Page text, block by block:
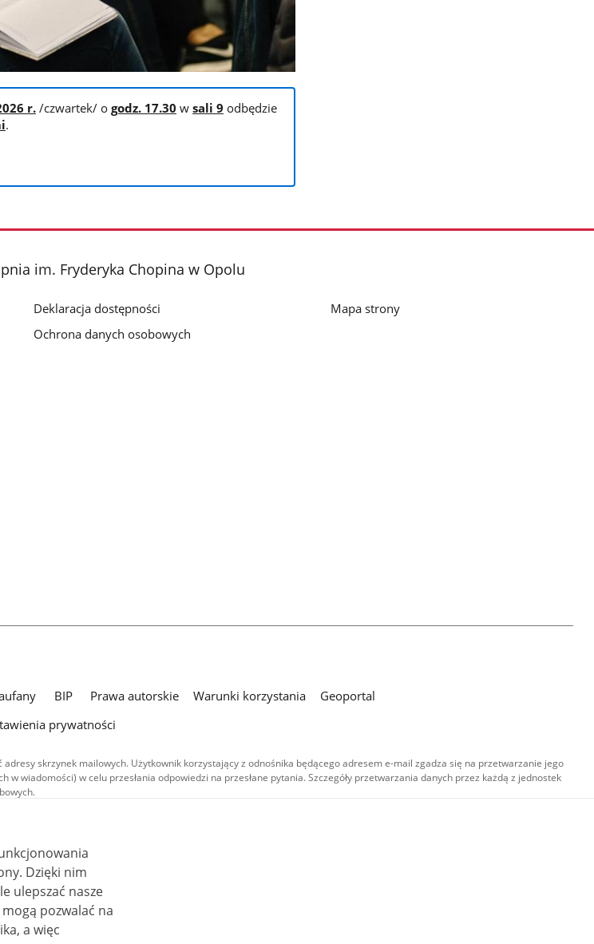
r. /czwartek/ o godz. 17.30 w sali 9 odbędzie
.
im. Fryderyka Chopina w Opolu
Deklaracja dostępności
Ochrona danych osobowych
Mapa strony
BIP Prawa autorskie Warunki korzystania
Geoportal
prywatności
skrzynek mailowych. Użytkownik korzystający z odnośnika będącego adresem e-mail zgadza się na przetwarzanie jego
wiadomości) w celu przesłania odpowiedzi na przesłane pytania. Szczegóły przetwarzania danych przez każdą z jednostek
treści audiowizualnych), są
uznanie autorstwa - na tych samych
w tym zdjęcia, materiały audio i wideo,
uznanie autorstwa użycie niekomercyjne -
4.0), o ile nie jest to stwierdzone inaczej.
ulepszać nasze
a więc